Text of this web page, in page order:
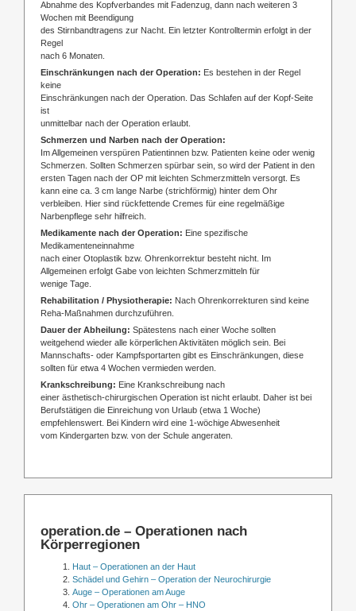
Abnahme des Kopfverbandes mit Fadenzug, dann nach weiteren 3
Wochen mit Beendigung
des Stirnbandtragens zur Nacht. Ein letzter Kontrolltermin erfolgt in der
Regel
nach 6 Monaten.
Einschränkungen nach der Operation: Es bestehen in der Regel
keine
Einschränkungen nach der Operation. Das Schlafen auf der Kopf-Seite
ist
unmittelbar nach der Operation erlaubt.
Schmerzen und Narben nach der Operation:
Im Allgemeinen verspüren Patientinnen bzw. Patienten keine oder wenig
Schmerzen. Sollten Schmerzen spürbar sein, so wird der Patient in den
ersten Tagen nach der OP mit leichten Schmerzmitteln versorgt. Es
kann eine ca. 3 cm lange Narbe (strichförmig) hinter dem Ohr
verbleiben. Hier sind rückfettende Cremes für eine regelmäßige
Narbenpflege sehr hilfreich.
Medikamente nach der Operation: Eine spezifische
Medikamenteneinnahme
nach einer Otoplastik bzw. Ohrenkorrektur besteht nicht. Im
Allgemeinen erfolgt Gabe von leichten Schmerzmitteln für
wenige Tage.
Rehabilitation / Physiotherapie: Nach Ohrenkorrekturen sind keine
Reha-Maßnahmen durchzuführen.
Dauer der Abheilung: Spätestens nach einer Woche sollten
weitgehend wieder alle körperlichen Aktivitäten möglich sein. Bei
Mannschafts- oder Kampfsportarten gibt es Einschränkungen, diese
sollten für etwa 4 Wochen vermieden werden.
Krankschreibung: Eine Krankschreibung nach
einer ästhetisch-chirurgischen Operation ist nicht erlaubt. Daher ist bei
Berufstätigen die Einreichung von Urlaub (etwa 1 Woche)
empfehlenswert. Bei Kindern wird eine 1-wöchige Abwesenheit
vom Kindergarten bzw. von der Schule angeraten.
operation.de – Operationen nach
Körperregionen
Haut – Operationen an der Haut
Schädel und Gehirn – Operation der Neurochirurgie
Auge – Operationen am Auge
Ohr – Operationen am Ohr – HNO